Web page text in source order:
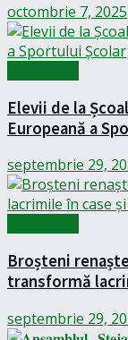
octombrie 7, 2025
Elevii de la
Europeană a
septembrie 29,
Broșteni
transformă
septembrie 29,